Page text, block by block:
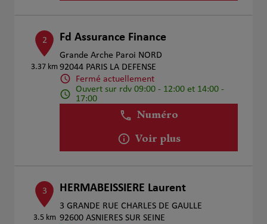
2
3.37 km
Fd Assurance Finance
Grande Arche Paroi NORD
92044 PARIS LA DEFENSE
Fermé actuellement
Ouvert sur rdv 09:00 - 12:00 et 14:00 -
17:00
Numéro
Voir plus
3
3.5 km
HERMABEISSIERE Laurent
3 GRANDE RUE CHARLES DE GAULLE
92600 ASNIERES SUR SEINE